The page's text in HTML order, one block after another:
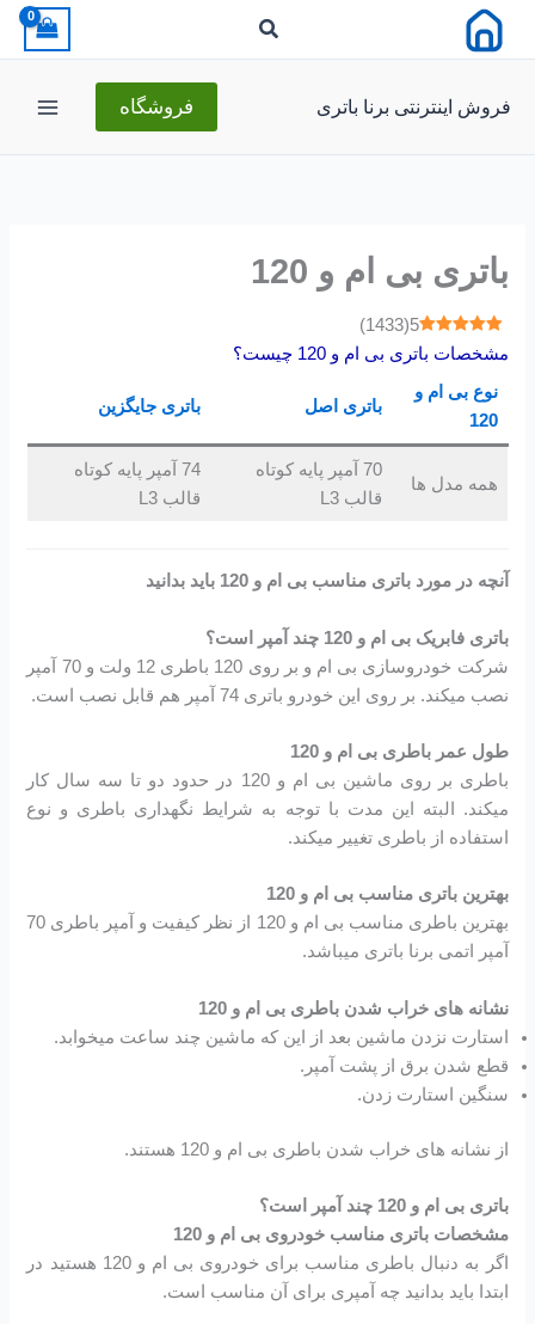
فروش اینترنتی برنا باتری فروشگاه
باتری بی ام و 120
5
(
1433
)
مشخصات باتری بی ام و 120 چیست؟
نوع بی ام و
120
باتری اصل باتری جایگزین
همه مدل ها
70 آمپر پایه کوتاه
قالب L3
74 آمپر پایه کوتاه
قالب L3
آنچه در مورد باتری مناسب بی ام و 120 باید بدانید
باتری فابریک بی ام و 120 چند آمپر است؟
شرکت خودروسازی بی ام و بر روی 120 باطری 12 ولت و 70 آمپر
نصب میکند. بر روی این خودرو باتری 74 آمپر هم قابل نصب است.
طول عمر باطری بی ام و 120
باطری بر روی ماشین بی ام و 120 در حدود دو تا سه سال کار
میکند. البته این مدت با توجه به شرایط نگهداری باطری و نوع
استفاده از باطری تغییر میکند.
بهترین باتری مناسب بی ام و 120
بهترین باطری مناسب بی ام و 120 از نظر کیفیت و آمپر باطری 70
آمپر اتمی برنا باتری میباشد.
نشانه های خراب شدن باطری بی ام و 120
استارت نزدن ماشین بعد از این که ماشین چند ساعت میخوابد.
قطع شدن برق از پشت آمپر.
سنگین استارت زدن.
از نشانه های خراب شدن باطری بی ام و 120 هستند.
باتری بی ام و 120 چند آمپر است؟
مشخصات باتری مناسب خودروی بی ام و 120
اگر به دنبال باطری مناسب برای خودروی بی ام و 120 هستید در
ابتدا باید بدانید چه آمپری برای آن مناسب است.